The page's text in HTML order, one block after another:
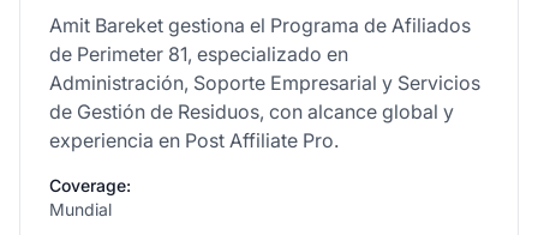
Amit Bareket gestiona el Programa de Afiliados
de Perimeter 81, especializado en
Administración, Soporte Empresarial y Servicios
de Gestión de Residuos, con alcance global y
experiencia en Post Affiliate Pro.
Coverage:
Mundial